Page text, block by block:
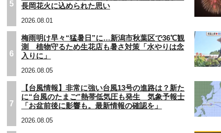
5
長岡花火に込められた思い
2026.08.01
6
梅雨明け早々“猛暑日”に…新潟市秋葉区で36℃観
測 植物守るため生花店も暑さ対策「水やりは念
入りに」
2026.08.05
7
【台風情報】非常に強い台風13号の進路は？新た
に“台風のたまご”熱帯低気圧も発生 気象予報士
「お盆前後に影響も。最新情報の確認を」
2026.08.05